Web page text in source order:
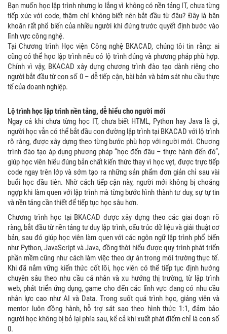
Bạn muốn học lập trình nhưng lo lắng vì không có nền tảng IT, chưa từng
tiếp xúc với code, thậm chí không biết nên bắt đầu từ đâu? Đây là băn
khoăn rất phổ biến của nhiều người khi đứng trước quyết định bước vào
lĩnh vực công nghệ.
Tại Chương trình Học viện Công nghệ BKACAD, chúng tôi tin rằng: ai
cũng có thể học lập trình nếu có lộ trình đúng và phương pháp phù hợp.
Chính vì vậy, BKACAD xây dựng chương trình đào tạo dành riêng cho
người bắt đầu từ con số 0 – dễ tiếp cận, bài bản và bám sát nhu cầu thực
tế của doanh nghiệp.
Lộ trình học lập trình nền tảng, dễ hiểu cho người mới
Ngay cả khi chưa từng học IT, chưa biết HTML, Python hay Java là gì,
người học vẫn có thể bắt đầu con đường lập trình tại BKACAD với lộ trình
rõ ràng, được xây dựng theo từng bước phù hợp với người mới. Chương
trình đào tạo áp dụng phương pháp “học đến đâu – thực hành đến đó”,
giúp học viên hiểu đúng bản chất kiến thức thay vì học vẹt, được trực tiếp
code ngay trên lớp và sớm tạo ra những sản phẩm đơn giản chỉ sau vài
buổi học đầu tiên. Nhờ cách tiếp cận này, người mới không bị choáng
ngợp khi làm quen với lập trình mà từng bước hình thành tư duy, sự tự tin
và nền tảng cần thiết để tiếp tục học sâu hơn.
Chương trình học tại BKACAD được xây dựng theo các giai đoạn rõ
ràng, bắt đầu từ nền tảng tư duy lập trình, cấu trúc dữ liệu và giải thuật cơ
bản, sau đó giúp học viên làm quen với các ngôn ngữ lập trình phổ biến
như Python, JavaScript và Java, đồng thời hiểu được quy trình phát triển
phần mềm cũng như cách làm việc theo dự án trong môi trường thực tế.
Khi đã nắm vững kiến thức cốt lõi, học viên có thể tiếp tục định hướng
chuyên sâu theo nhu cầu cá nhân và xu hướng thị trường, từ lập trình
web, phát triển ứng dụng, game cho đến các lĩnh vực đang có nhu cầu
nhân lực cao như AI và Data. Trong suốt quá trình học, giảng viên và
mentor luôn đồng hành, hỗ trợ sát sao theo hình thức 1:1, đảm bảo
người học không bị bỏ lại phía sau, kể cả khi xuất phát điểm chỉ là con số
0.